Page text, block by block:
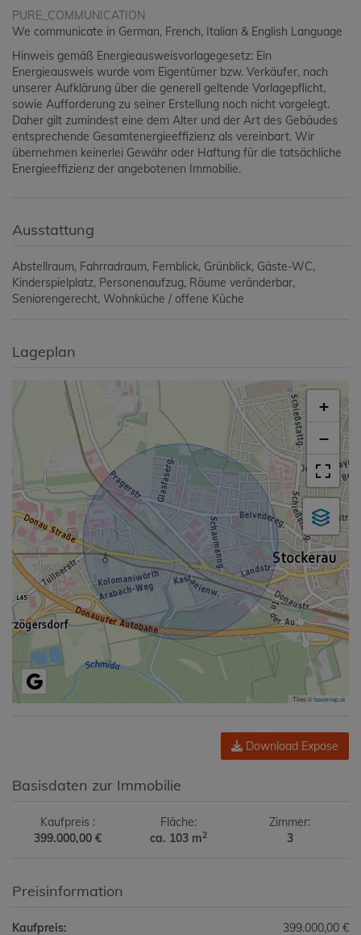
PURE_COMMUNICATION
We communicate in German, French, Italian & English Language
Hinweis gemäß Energieausweisvorlagegesetz: Ein
Energieausweis wurde vom Eigentümer bzw. Verkäufer, nach
unserer Aufklärung über die generell geltende Vorlagepflicht,
sowie Aufforderung zu seiner Erstellung noch nicht vorgelegt.
Daher gilt zumindest eine dem Alter und der Art des Gebäudes
entsprechende Gesamtenergieeffizienz als vereinbart. Wir
übernehmen keinerlei Gewähr oder Haftung für die tatsächliche
Energieeffizienz der angebotenen Immobilie.
Ausstattung
Abstellraum Fahrradraum Fernblick Grünblick Gäste-WC
Kinderspielplatz Personenaufzug Räume veränderbar
Seniorengerecht Wohnküche / offene Küche
Lageplan
+
−
Tiles ©basemap.at
Download Expose
Basisdaten zur Immobilie
Kaufpreis
399.000,00 €
Fläche
ca. 103 m2
Zimmer
3
Preisinformation
Kaufpreis: 399.000,00 €